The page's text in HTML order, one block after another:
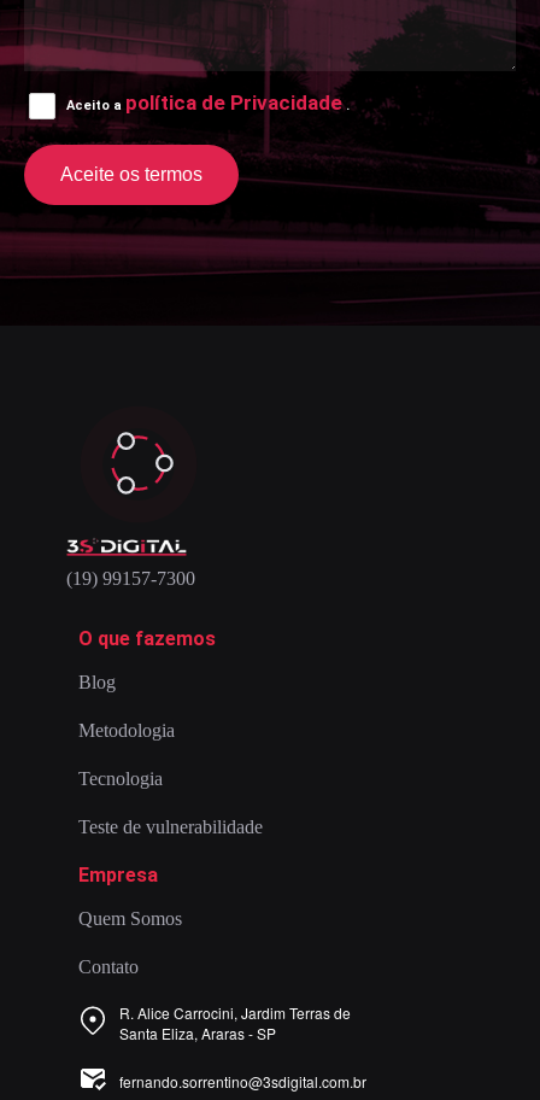
Aceito a política de Privacidade .
Aceite os termos
(19) 99157-7300
O que fazemos
Blog
Metodologia
Tecnologia
Teste de vulnerabilidade
Empresa
Quem Somos
Contato
R. Alice Carrocini, Jardim Terras de
Santa Eliza, Araras - SP
fernando.sorrentino@3sdigital.com.br